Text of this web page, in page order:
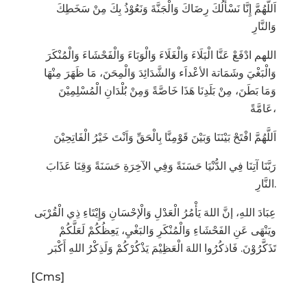
اَللَّهُمَّ إِنَّا نَسْأَلُكَ رِضَاكَ وَالْجَنَّةَ وَنَعُوْذُ بِكَ مِنْ سَخَطِكَ
وَالنَّارِ
اللهم ادْفَعْ عَنَّا الْبَلَاءَ وَالْغَلَاءَ وَالْوَبَاءَ وَالْفَحْشَاءَ وَالْمُنْكَرَ
وَالْبَغْيَ وشَمَاتة الأعْداَء وَالشَّدَائِدَ وَالْمِحَنَ، مَا ظَهَرَ مِنْهَا
وَمَا بَطَنَ، مِنْ بَلَدِنَا هَذَا خَاصَّةً وَمِنْ بُلْدَانِ الْمُسْلِمِيْنَ
عَامَّةً،
اَللَّهُمَّ افْتَحْ بَيْنَنَا وَبَيْنَ قَوْمِنَّا بِالْحَقِّ وَاَنْتَ خَيْرُ الْفَاتِحِيْنَ
رَبَّنَا آتِنَا فِي الدُّنْيَا حَسَنَةً وَفِي الآخِرَةِ حَسَنَةً وَقِنَا عَذَابَ
النَّارِ.
عِبَادَ اللهِ، إنَّ اللهَ يَأْمُرُ الْعَدْلِ وَالْإحْسَانِ وَإِيْتَاءِ ذِي الْقُرْبَى
ويَنْهَى عَنِ الفَحْشَاءِ وَالْمُنْكَرِ وَالبَغْيِ، يَعِظُكُمْ لَعَلَّكُمْ
تَذَكَّرُوْنَ. فَاذكُرُوا اللهَ الْعَظِيْمَ يَذْكُرْكُمْ وَلَذِكْرُ اللهِ أَكْبَر
[Cms]